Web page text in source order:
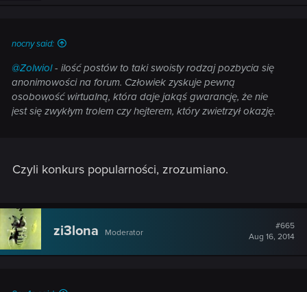
nocny said:
@Zolwiol- ilość postów to taki swoisty rodzaj pozbycia się
anonimowości na forum. Człowiek zyskuje pewną
osobowość wirtualną, która daje jakąś gwarancję, że nie
jest się zwykłym trolem czy hejterem, który zwietrzył okazję.
Czyli konkurs popularności, zrozumiano.
zi3lona Moderator
#665
Aug 16, 2014